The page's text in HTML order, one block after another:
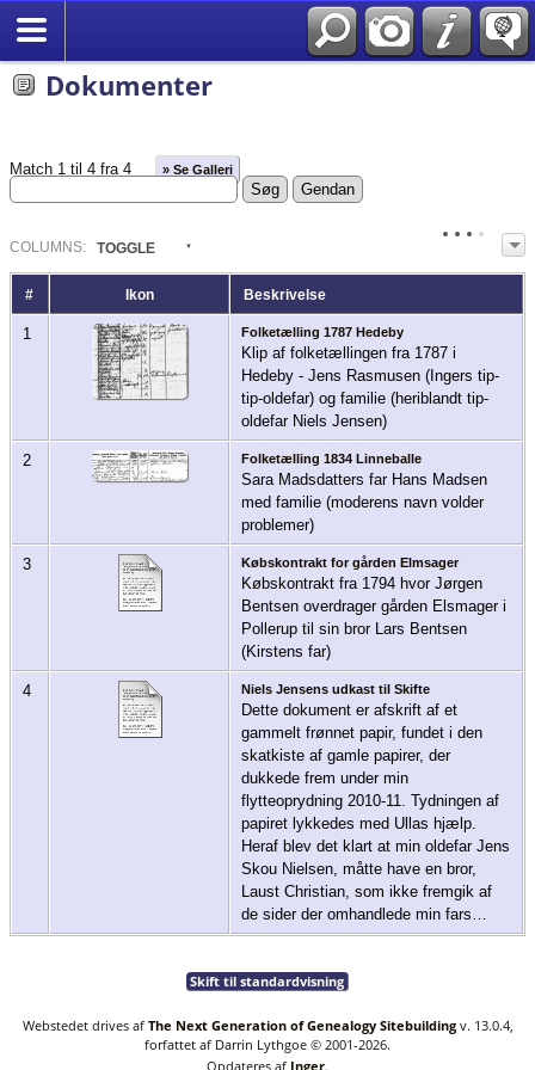
Dokumenter
Match 1 til 4 fra 4 » Se Galleri
COLUMN S: TOGGLE
# Ikon Beskrivelse
1 Folketælling 1787 Hedeby
Klip af folketællingen fra 1787 i
Hedeby - Jens Rasmusen (Ingers tip-
tip-oldefar) og familie (heriblandt tip-
oldefar Niels Jensen)
2 Folketælling 1834 Linneballe
Sara Madsdatters far Hans Madsen
med familie (moderens navn volder
problemer)
3 Købskontrakt for gården Elmsager
Købskontrakt fra 1794 hvor Jørgen
Bentsen overdrager gården Elsmager i
Pollerup til sin bror Lars Bentsen
(Kirstens far)
4 Niels Jensens udkast til Skifte
Dette dokument er afskrift af et
gammelt frønnet papir, fundet i den
skatkiste af gamle papirer, der
dukkede frem under min
flytteoprydning 2010-11. Tydningen af
papiret lykkedes med Ullas hjælp.
Heraf blev det klart at min oldefar Jens
Skou Nielsen, måtte have en bror,
Laust Christian, som ikke fremgik af
de sider der omhandlede min fars…
Skift til standardvisning
Webstedet drives af The Next Generation of Genealogy Sitebuildingv. 13.0.4,
forfattet af Darrin Lythgoe © 2001-2026.
Opdateres af Inger.